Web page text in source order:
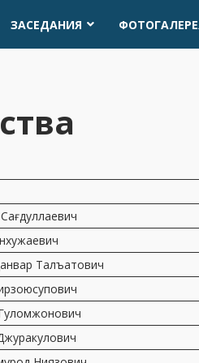
ЗАСЕДАНИЯ
Талъатович